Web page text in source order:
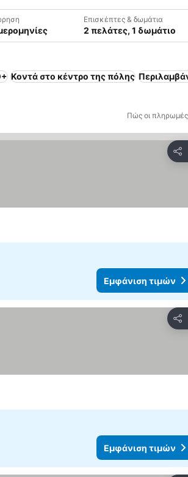
Επισκέπτες & δωμάτια
2 πελάτες, 1 δωμάτιο
Κοντά στο κέντρο της πόλης
Πώς οι
Εμφάνιση τιμών
Εμφάνιση τιμών